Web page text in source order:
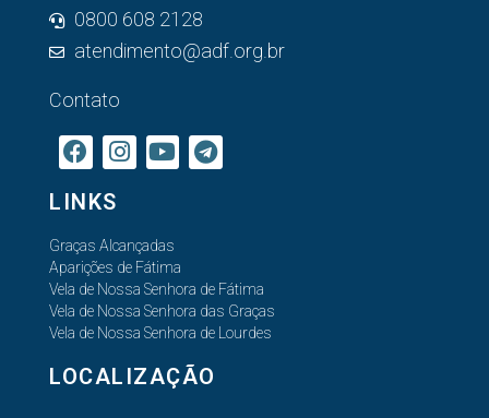
0800 608 2128
atendimento@adf.org.br
Contato
LINKS
Graças Alcançadas
Aparições de Fátima
Vela de Nossa Senhora de Fátima
Vela de Nossa Senhora das Graças
Vela de Nossa Senhora de Lourdes
LOCALIZAÇÃO